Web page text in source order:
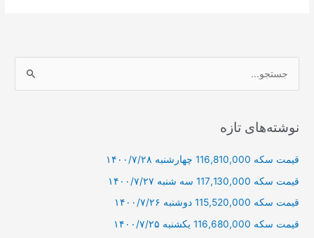
ب
ر
ا
نوشته‌های تازه
قیمت سکه 116,810,000 چهارشنبه ۱۴۰۰/۷/۲۸
قیمت سکه 117,130,000 سه شنبه ۱۴۰۰/۷/۲۷
قیمت سکه 115,520,000 دوشنبه ۱۴۰۰/۷/۲۶
قیمت سکه 116,680,000 یکشنبه ۱۴۰۰/۷/۲۵